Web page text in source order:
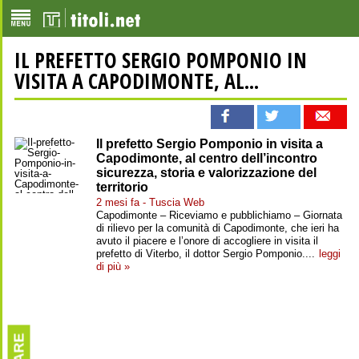
IL PREFETTO SERGIO POMPONIO IN
VISITA A CAPODIMONTE, AL...
Il prefetto Sergio Pomponio in visita a
Capodimonte, al centro dell’incontro
sicurezza, storia e valorizzazione del
territorio
2 mesi fa - Tuscia Web
Capodimonte – Riceviamo e pubblichiamo – Giornata
di rilievo per la comunità di Capodimonte, che ieri ha
avuto il piacere e l’onore di accogliere in visita il
prefetto di Viterbo, il dottor Sergio Pomponio.... leggi
di più »